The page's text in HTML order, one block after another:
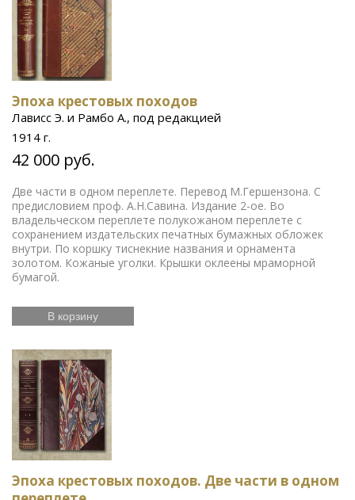
Эпоха крестовых походов
Лависс Э. и Рамбо А., под редакцией
1914 г.
42 000 руб.
Две части в одном переплете. Перевод М.Гершензона. С
предисловием проф. А.Н.Савина. Издание 2-ое. Во
владельческом переплете полукожаном переплете с
сохранением издательских печатных бумажных обложек
внутри. По коршку тиснекние названия и орнамента
золотом. Кожаные уголки. Крышки оклеены мраморной
бумагой.
В корзину
Эпоха крестовых походов. Две части в одном